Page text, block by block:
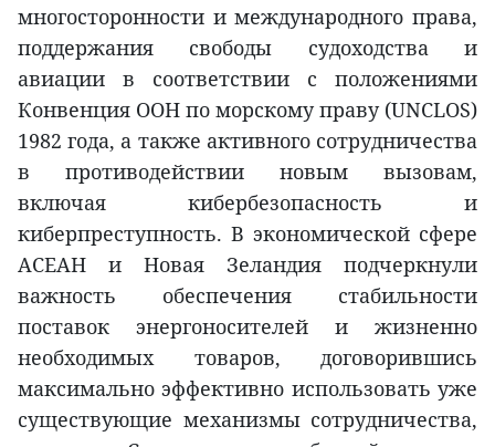
многосторонности и международного права,
поддержания свободы судоходства и
авиации в соответствии с положениями
Конвенция ООН по морскому праву (UNCLOS)
1982 года, а также активного сотрудничества
в противодействии новым вызовам,
включая кибербезопасность и
киберпреступность. В экономической сфере
АСЕАН и Новая Зеландия подчеркнули
важность обеспечения стабильности
поставок энергоносителей и жизненно
необходимых товаров, договорившись
максимально эффективно использовать уже
существующие механизмы сотрудничества,